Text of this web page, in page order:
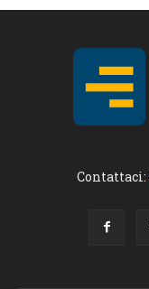
Contattaci: